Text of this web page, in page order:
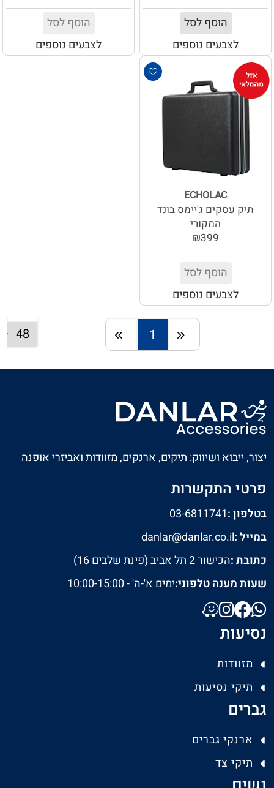
הוסף לסל
לצבעים נוספים
הוסף לסל
לצבעים נוספים
ECHOLAC
תיק עסקים ג'יימס בונד
המקורי
₪399
הוסף לסל
לצבעים נוספים
1
יצור, ייבוא ושיווק: תיקים, ארנקים, מזוודות ואביזרי אופנה
פרטי התקשרות
בטלפון :03-6811741
במייל :danlar@danlar.co.il
כתובת :הכישור 2 תל אביב (פינת שלבים 16)
שעות מענה טלפוני:ימים א'-ה' - 10:00-15:00
נסיעות
מזוודות
תיקי נסיעות
גברים
ארנקי גברים
תיקי צד